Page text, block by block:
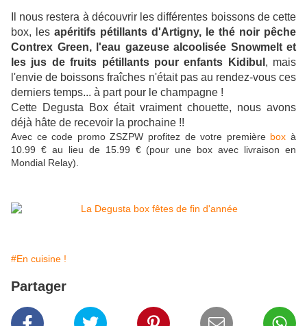
Il nous restera à découvrir les différentes boissons de cette
box, les apéritifs pétillants d'Artigny, le thé noir pêche
Contrex Green, l'eau gazeuse alcoolisée Snowmelt et
les jus de fruits pétillants pour enfants Kidibul , mais
l'envie de boissons fraîches n'était pas au rendez-vous ces
derniers temps... à part pour le champagne !
Cette Degusta Box était vraiment chouette, nous avons
déjà hâte de recevoir la prochaine !!
Avec ce code promo ZSZPW profitez de votre première box à
10.99 € au lieu de 15.99 € (pour une box avec livraison en
Mondial Relay).
#En cuisine !
Partager